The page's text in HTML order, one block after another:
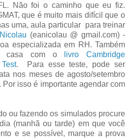
Não foi o caminho que eu fiz.
que é muito mais difícil que o
uma, aula particular para treinar
(eanicolau @ gmail.com) -
especializada em RH. Também
casa com o
livro Cambridge
. Para esse teste, pode ser
nos meses de agosto/setembro
isso é importante agendar com
ou fazendo os simulados procure
(manhã ou tarde) em que você
e se possível, marque a prova